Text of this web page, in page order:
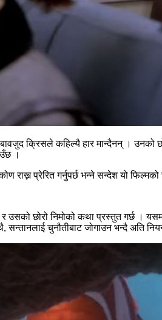
बावजुद क्रिसले कहिल्यै हार मान्दैनन् ।
।
राख्न प्रेरित गर्नुपर्छ भन्ने सन्देश यो
उसको छोरो निमोको कथा प्रस्तुत गर्छ ।
सन्तानलाई चुनौतीबाट जोगाउन भन्दै अति